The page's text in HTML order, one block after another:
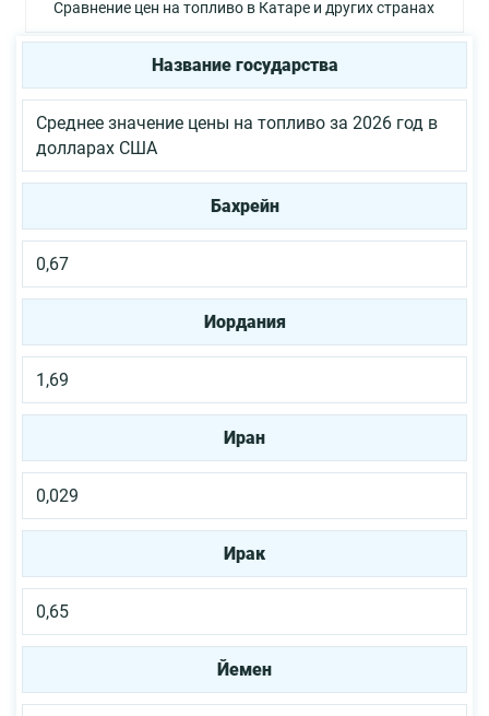
Сравнение цен на топливо в Катаре и других странах
Название государства
Среднее значение цены на топливо за 2026 год в
долларах США
Бахрейн
0,67
Иордания
1,69
Иран
0,029
Ирак
0,65
Йемен